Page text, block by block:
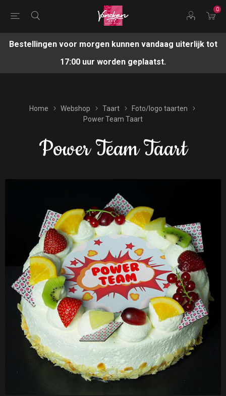
0
Bestellingen voor morgen kunnen vandaag uiterlijk tot
17:00 uur worden geplaatst.
Home Webshop Taart
Foto/logo taarten
Power Team Taart
Power Team Taart